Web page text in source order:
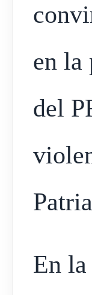
en la
del
En la